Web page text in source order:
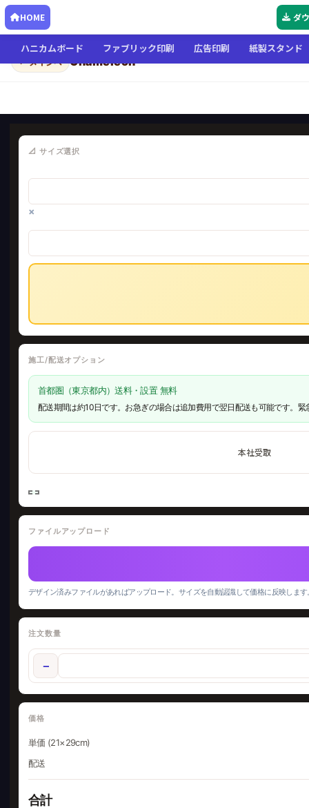
HOME ダ
ハニカムボード ファブリック印刷 広告印刷 紙製スタンド
← メインへ Chameleon
📐 サイズ選択
×
施工/配送オプション
首都圏（東京都内）送料・設置 無料
配送期間は約10日です。お急ぎの場合は追加費用で翌日配送も可能です。
本社受取
ファイルアップロード
デザイン済みファイルがあればアップロード。サイズを自動認識して価格に反映しま
注文数量
−
価格
単価 (21×29cm)
配送
合計